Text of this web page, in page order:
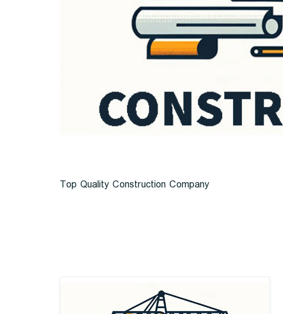
Top Quality Construction Company